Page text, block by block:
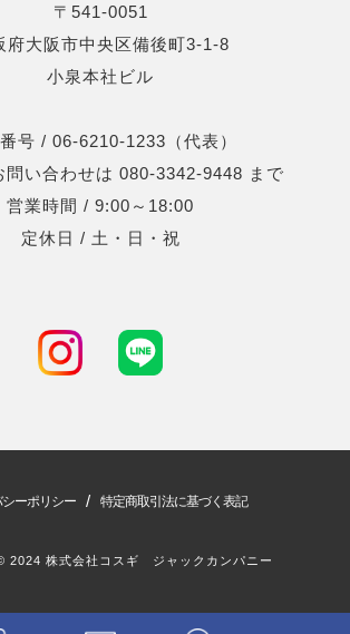
〒541-0051
府大阪市中央区備後町3-1-8
小泉本社ビル
号 / 06-6210-1233（代表）
い合わせは 080-3342-9448 まで
営業時間 / 9:00～18:00
定休日 / 土・日・祝
ーポリシー / 特定商取引法に基づく表記
2024 株式会社コスギ ジャックカンパニー